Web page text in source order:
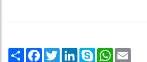
Share Facebook
TwitterLinkedInSkype WhatsApp